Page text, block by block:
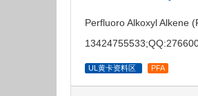
Perfluoro Alkoxyl Alkene
UL黄卡资料区 PFA